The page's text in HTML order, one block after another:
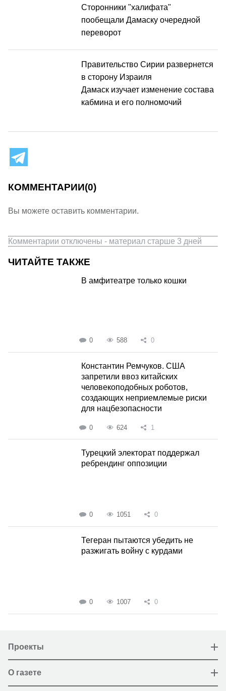
Сторонники "халифата"
пообещали Дамаску очередной
переворот
Правительство Сирии развернется
в сторону Израиля
Дамаск изучает изменение состава
кабмина и его полномочий
КОММЕНТАРИИ(0)
Вы можете оставить комментарии.
Комментарии отключены - материал старше 3 дней
ЧИТАЙТЕ ТАКЖЕ
В амфитеатре только кошки
0 588 0
Константин Ремчуков. США
запретили ввоз китайских
человекоподобных роботов,
создающих неприемлемые риски
для нацбезопасности
0 624 1
Турецкий электорат поддержал
ребрендинг оппозиции
0 1051 0
Тегеран пытаются убедить не
разжигать войну с курдами
0 1007 0
Проекты
О газете